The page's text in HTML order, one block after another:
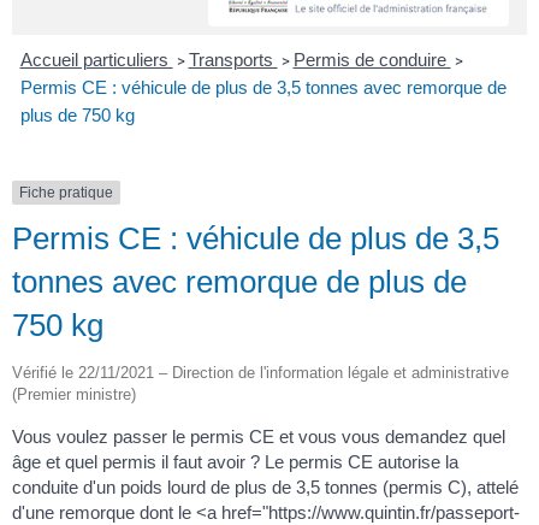
Accueil particuliers > Transports > Permis de conduire >
Permis CE : véhicule de plus de 3,5 tonnes avec remorque de
plus de 750 kg
Fiche pratique
Permis CE : véhicule de plus de 3,5
tonnes avec remorque de plus de
750 kg
Vérifié le 22/11/2021 – Direction de l'information légale et administrative
(Premier ministre)
Vous voulez passer le permis CE et vous vous demandez quel
âge et quel permis il faut avoir ? Le permis CE autorise la
conduite d'un poids lourd de plus de 3,5 tonnes (permis C), attelé
d'une remorque dont le <a href="https://www.quintin.fr/passeport-